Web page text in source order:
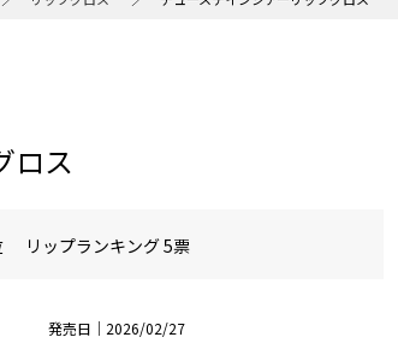
ロス
リップランキング 5票
発売日｜2026/02/27